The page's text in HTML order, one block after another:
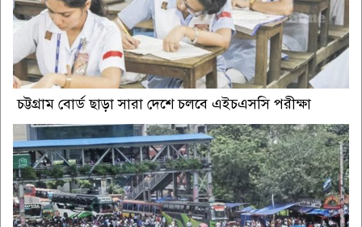
চট্টগ্রাম বোর্ড ছাড়া সারা দেশে চলবে এইচএসসি পরীক্ষা